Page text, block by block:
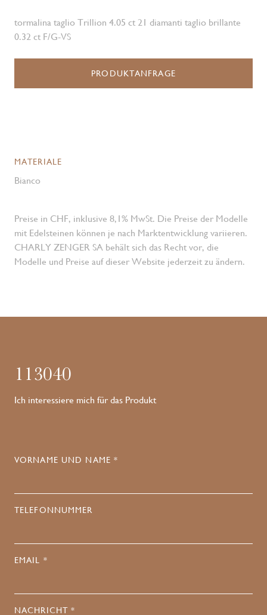
tormalina taglio Trillion 4.05 ct 21 diamanti taglio brillante
0.32 ct F/G-VS
PRODUKTANFRAGE
MATERIALE
Bianco
Preise in CHF, inklusive 8,1% MwSt. Die Preise der Modelle
mit Edelsteinen können je nach Marktentwicklung variieren.
CHARLY ZENGER SA behält sich das Recht vor, die
Modelle und Preise auf dieser Website jederzeit zu ändern.
113040
Ich interessiere mich für das Produkt
VORNAME UND NAME *
TELEFONNUMMER
EMAIL *
NACHRICHT *